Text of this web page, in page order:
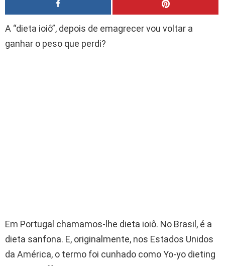
A “dieta ioiô”, depois de emagrecer vou voltar a
ganhar o peso que perdi?
Em Portugal chamamos-lhe dieta ioiô. No Brasil, é a
dieta sanfona. E, originalmente, nos Estados Unidos
da América, o termo foi cunhado como Yo-yo dieting